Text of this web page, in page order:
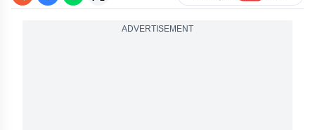
ADVERTISEMENT